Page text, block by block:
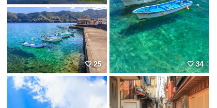
34
25